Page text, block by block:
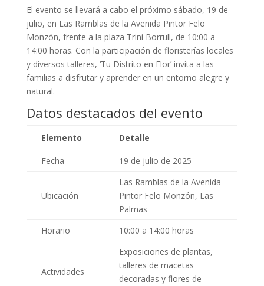
El evento se llevará a cabo el próximo sábado, 19 de
julio, en Las Ramblas de la Avenida Pintor Felo
Monzón, frente a la plaza Trini Borrull, de 10:00 a
14:00 horas. Con la participación de floristerías locales
y diversos talleres, ‘Tu Distrito en Flor’ invita a las
familias a disfrutar y aprender en un entorno alegre y
natural.
Datos destacados del evento
Elemento Detalle
Fecha 19 de julio de 2025
Ubicación
Las Ramblas de la Avenida
Pintor Felo Monzón, Las
Palmas
Horario
10:00 a 14:00 horas
Actividades
Exposiciones de plantas,
talleres de macetas
decoradas y flores de